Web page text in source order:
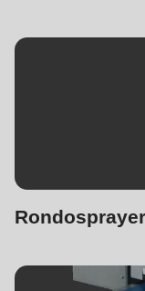
Rondosprayer